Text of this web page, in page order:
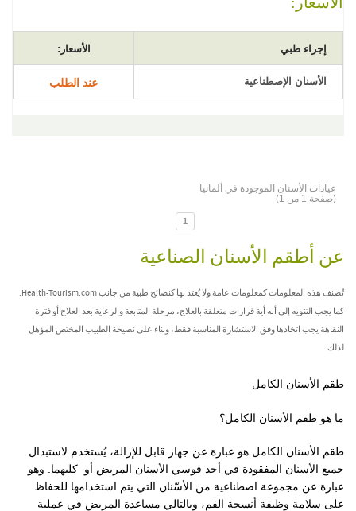
إجراء طبي الأسعار:
الأسنان الإصطناعية عند الطلب
عيادات الأسنان الموجودة في ألمانيا
(صفحة 1 من 1)
1
عن أطقم الأسنان الصناعية
تُصنف هذه المعلومات كمعلومات عامة ولا يُعتد بها كنصائح طبية من جانب Health-Tourism.com.
كما يجب التنويه إلى أنه أية قرارات متعلقة بالعلاج، مرحلة المتابعة والرعاية بعد العلاج أو فترة
النقاهة يجب اتخاذها وفق الاستشارة المناسبة فقط، وبناء على نصيحة الطبيب المختص المؤهل
لذلك.
طقم الأسنان الكامل
ما هو طقم الأسنان الكامل؟
طقم الأسنان الكامل هو عبارة عن جهاز قابل للإزالة، يُستخدم لاستبدال
جميع الأسنان المفقودة في أحد قوسي الأسنان المريض أو كليهما. وهو
عبارة عن مجموعة اصطناعية من الأسّنان التي يتم استخدامها للحفاظ
على سلامة وظيفة أنسجة الفم، وبالتالي مساعدة المريض في عملية